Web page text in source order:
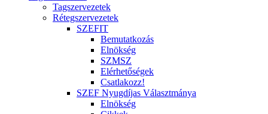
Tagszervezetek
Rétegszervezetek
SZEFIT
Bemutatkozás
Elnökség
SZMSZ
Elérhetőségek
Csatlakozz!
SZEF Nyugdíjas Választmánya
Elnökség